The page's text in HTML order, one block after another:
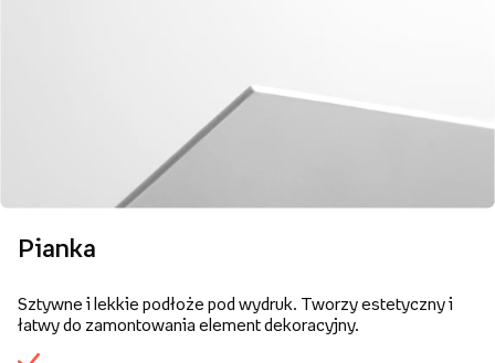
Pianka
Sztywne i lekkie podłoże pod wydruk. Tworzy estetyczny i
łatwy do zamontowania element dekoracyjny.